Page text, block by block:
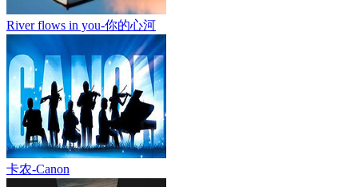
River flows in you-你的心河
卡农-Canon